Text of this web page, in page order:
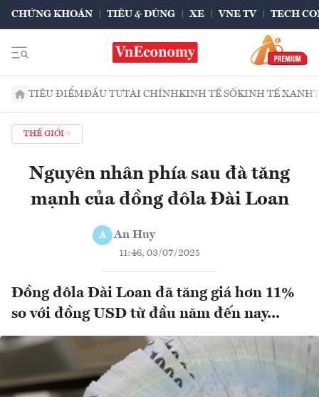
CHỨNG KHOÁN TIÊU & DÙNG XE VNE TV TECH
TIÊU ĐIỂMĐẦU TƯTÀI CHÍNHKINH TẾ SỐKINH TẾ XANH
THẾ GIỚI
Nguyên nhân phía sau đà tăng
mạnh của đồng đôla Đài Loan
A An Huy
11:46, 03/07/2025
Đồng đôla Đài Loan đã tăng giá hơn 11%
so với đồng USD từ đầu năm đến nay...